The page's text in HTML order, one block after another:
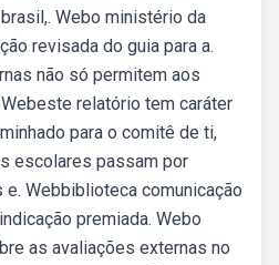
Webo ministério da
revisada do guia para a.
não só permitem aos
relatório tem caráter
para o comitê de ti,
escolares passam por
Webbiblioteca comunicação
premiada. Webo
as avaliações externas no